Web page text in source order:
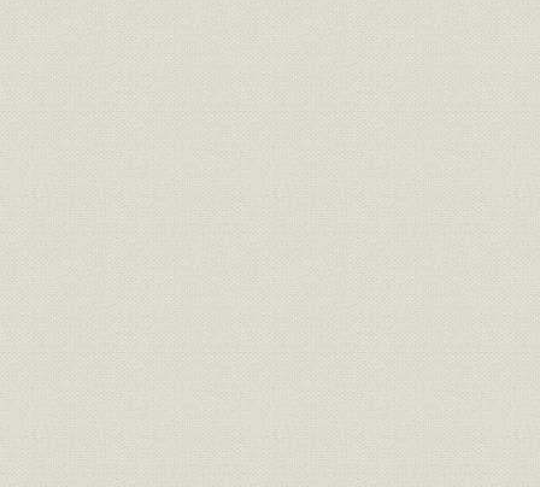
第4節 明治末期から大正初期まで
第4章 第1次世界大戦と生産拡充時代
第1節 第1次世界大戦
第2節 米国参戦から休戦まで
第3節 ワシントン軍縮会議
第4節 海軍軍備制限条約の成立
第5章 戦後不況と整理更生時代
第1節 欧州大戦後の経済界
第2節 第1次整理
第3節 第2次整理